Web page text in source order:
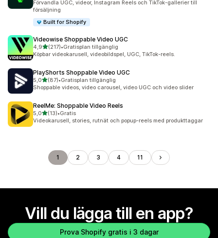
Förvandla UGC, videor, Instagram Reels och TikTok-gallerier till
försäljning
Built for Shopify
Videowise Shoppable Video UGC
4,9av 5 stjärnor
(217)
217 recensioner totalt
•Gratisplan tillgänglig
Köpbar videokarusell, videobildspel, UGC, TikTok-reels.
PlayShorts Shoppable Video UGC
5,0av 5 stjärnor
(87)
87 recensioner totalt
•Gratisplan tillgänglig
Shoppable videos, video carousel, video UGC och video slider
ReelMe: Shoppable Video Reels
5,0av 5 stjärnor
(13)
13 recensioner totalt
•Gratis
Videokarusell, stories, rutnät och popup-reels med produkttaggar
1 2 3 4 11
Vill du lägga till en app?
Prova Shopify gratis i 3 dagar